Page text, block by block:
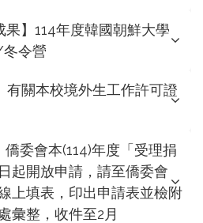
果】114年度韓國朝鮮大學
令營
有關本校境外生工作許可證
僑委會本(114)年度「受理捐
起開放申請，請至僑委會
上填表，印出申請表並檢附
彙整，收件至2月